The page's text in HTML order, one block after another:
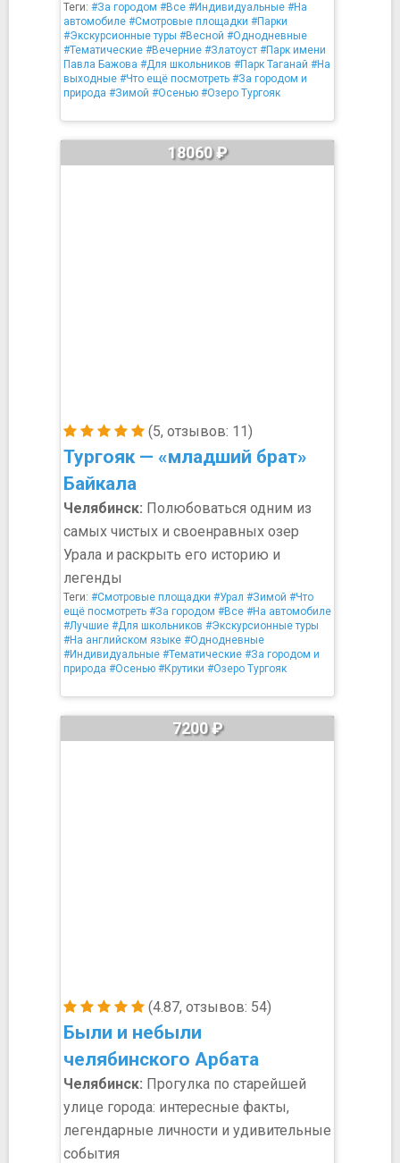
Теги: #За городом #Все #Индивидуальные #На
автомобиле #Смотровые площадки #Парки
#Экскурсионные туры #Весной #Однодневные
#Тематические #Вечерние #Златоуст #Парк имени
Павла Бажова #Для школьников #Парк Таганай #На
выходные #Что ещё посмотреть #За городом и
природа #Зимой #Осенью #Озеро Тургояк
(5, отзывов: 11)
Тургояк — «младший брат»
Байкала
18060 ₽
Челябинск: Полюбоваться одним из
самых чистых и своенравных озер
Урала и раскрыть его историю и
легенды
Теги: #Смотровые площадки #Урал #Зимой #Что
ещё посмотреть #За городом #Все #На автомобиле
#Лучшие #Для школьников #Экскурсионные туры
#На английском языке #Однодневные
#Индивидуальные #Тематические #За городом и
природа #Осенью #Крутики #Озеро Тургояк
(4.87, отзывов: 54)
Были и небыли
челябинского Арбата
7200 ₽
Челябинск: Прогулка по старейшей
улице города: интересные факты,
легендарные личности и удивительные
события